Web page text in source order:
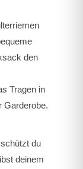
den
Tragen in
Garderobe.
du
deinem